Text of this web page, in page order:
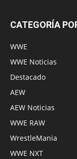
CATEGORÍA
WWE
WWE Noticias
Destacado
AEW
AEW Noticias
WWE RAW
WrestleMania
WWE NXT